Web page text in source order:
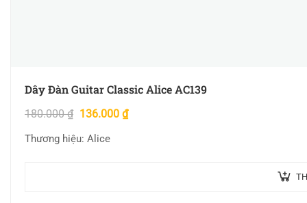
Dây Đàn Guitar Classic Alice AC139
180.000₫ 136.000 ₫
Thương hiệu: Alice